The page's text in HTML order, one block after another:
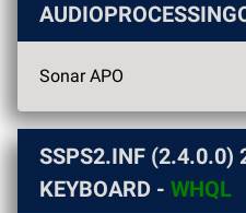
Sonar APO
SSPS2.INF (2.4.0.0)
KEYBOARD - WHQL